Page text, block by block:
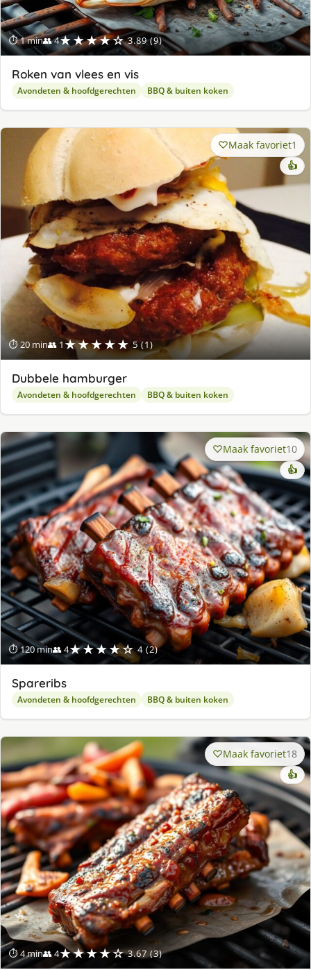
⏱ 1 min👥 4★★★★☆ 3.89 (9)
Roken van vlees en vis
Avondeten & hoofdgerechten BBQ & buiten koken
⏱ 20 min👥 1★★★★★ 5 (1)
Maak favoriet1
👍
Dubbele hamburger
Avondeten & hoofdgerechten BBQ & buiten koken
⏱ 120 min👥 4★★★★☆ 4 (2)
Maak favoriet10
👍
Spareribs
Avondeten & hoofdgerechten BBQ & buiten koken
⏱ 4 min👥 4★★★★☆ 3.67 (3)
Maak favoriet18
👍